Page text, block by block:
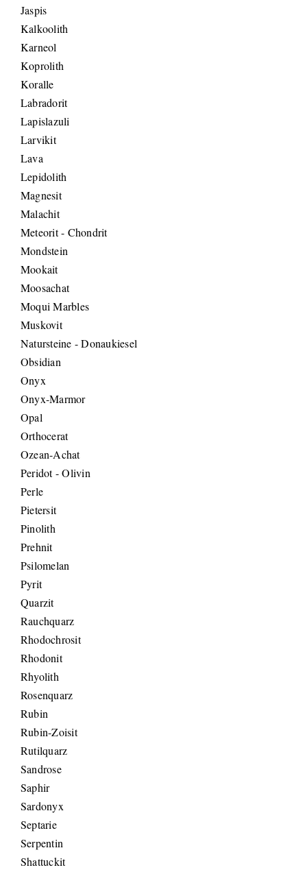
Jaspis
Kalkoolith
Karneol
Koprolith
Koralle
Labradorit
Lapislazuli
Larvikit
Lava
Lepidolith
Magnesit
Malachit
Meteorit - Chondrit
Mondstein
Mookait
Moosachat
Moqui Marbles
Muskovit
Natursteine - Donaukiesel
Obsidian
Onyx
Onyx-Marmor
Opal
Orthocerat
Ozean-Achat
Peridot - Olivin
Perle
Pietersit
Pinolith
Prehnit
Psilomelan
Pyrit
Quarzit
Rauchquarz
Rhodochrosit
Rhodonit
Rhyolith
Rosenquarz
Rubin
Rubin-Zoisit
Rutilquarz
Sandrose
Saphir
Sardonyx
Septarie
Serpentin
Shattuckit